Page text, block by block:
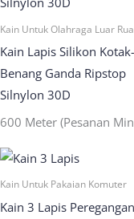
Kain Untuk Olahraga Luar
Kain Lapis Silikon
Benang Ganda Ripstop
Silnylon 30D
600 Meter (Pesanan
Kain Untuk Pakaian Komuter
Kain 3 Lapis